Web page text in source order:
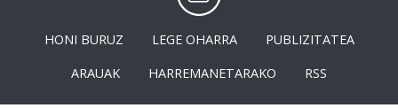
HONI BURUZ LEGE OHARRA
PUBLIZITATEA
ARAUAK
HARREMANETARAKO RSS